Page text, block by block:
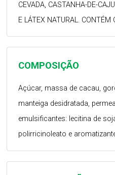
COMPOSIÇÃO
Açúcar, massa de cacau,
manteiga desidratada,
emulsificantes: lecitina de
polirricinoleato e
CEVADA, CASTANHA-DE-
E LÁTEX NATURAL. CONTÉM